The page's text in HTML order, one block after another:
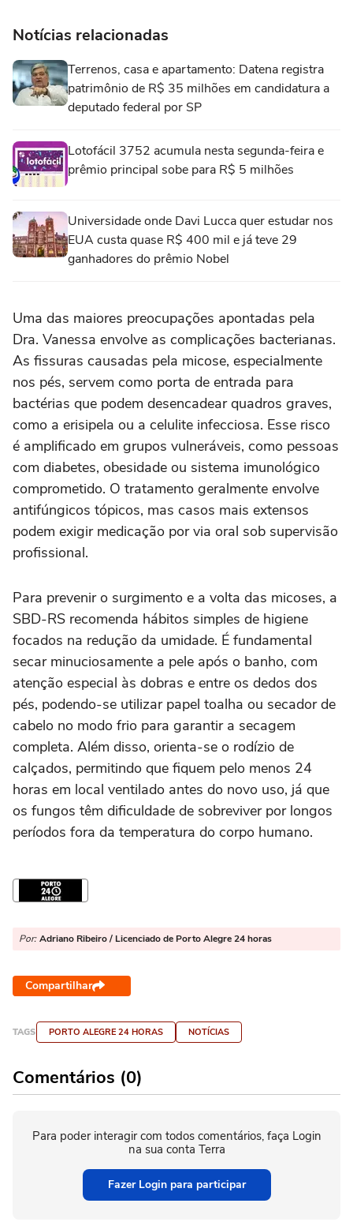
Notícias relacionadas
Terrenos, casa e apartamento: Datena registra
patrimônio de R$ 35 milhões em candidatura a
deputado federal por SP
Lotofácil 3752 acumula nesta segunda-feira e
prêmio principal sobe para R$ 5 milhões
Universidade onde Davi Lucca quer estudar nos
EUA custa quase R$ 400 mil e já teve 29
ganhadores do prêmio Nobel
Uma das maiores preocupações apontadas pela
Dra. Vanessa envolve as complicações bacterianas.
As fissuras causadas pela micose, especialmente
nos pés, servem como porta de entrada para
bactérias que podem desencadear quadros graves,
como a erisipela ou a celulite infecciosa. Esse risco
é amplificado em grupos vulneráveis, como pessoas
com diabetes, obesidade ou sistema imunológico
comprometido. O tratamento geralmente envolve
antifúngicos tópicos, mas casos mais extensos
podem exigir medicação por via oral sob supervisão
profissional.
Para prevenir o surgimento e a volta das micoses, a
SBD-RS recomenda hábitos simples de higiene
focados na redução da umidade. É fundamental
secar minuciosamente a pele após o banho, com
atenção especial às dobras e entre os dedos dos
pés, podendo-se utilizar papel toalha ou secador de
cabelo no modo frio para garantir a secagem
completa. Além disso, orienta-se o rodízio de
calçados, permitindo que fiquem pelo menos 24
horas em local ventilado antes do novo uso, já que
os fungos têm dificuldade de sobreviver por longos
períodos fora da temperatura do corpo humano.
Por: Adriano Ribeiro / Licenciado de Porto Alegre 24 horas
Compartilhar
TAGS PORTO ALEGRE 24 HORAS NOTÍCIAS
Comentários (0)
Para poder interagir com todos comentários, faça Login
na sua conta Terra
Fazer Login para participar